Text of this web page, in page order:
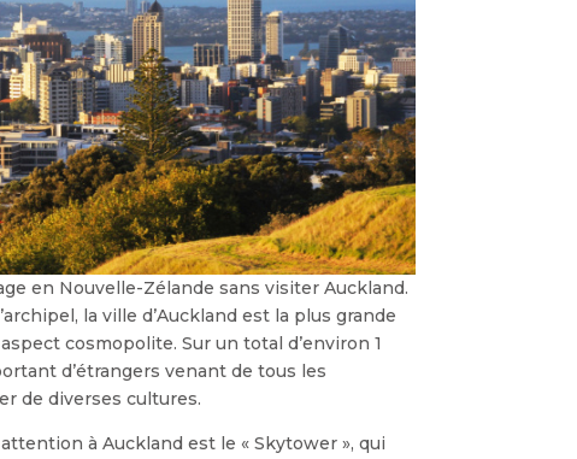
en Nouvelle-Zélande sans visiter Auckland.
la ville d’Auckland est la plus grande
cosmopolite. Sur un total d’environ 1
d’étrangers venant de tous les
de diverses cultures.
à Auckland est le « Skytower », qui